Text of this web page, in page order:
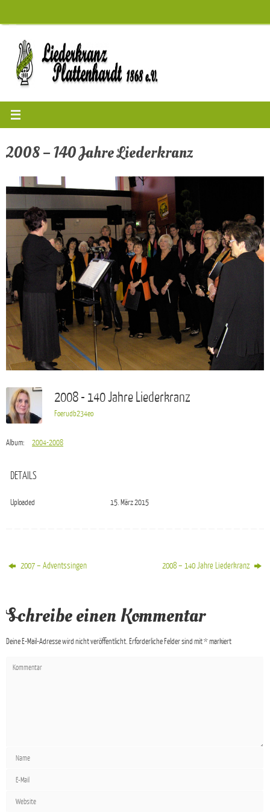
Inhalt
springen
2008 – 140 Jahre Liederkranz
2008 - 140 Jahre Liederkranz
Foerudb234eo
Album: 2004-2008
DETAILS
Uploaded 15. März 2015
2007 – Adventssingen 2008 – 140 Jahre Liederkranz
Schreibe einen Kommentar
Deine E-Mail-Adresse wird nicht veröffentlicht. Erforderliche Felder sind mit*markiert